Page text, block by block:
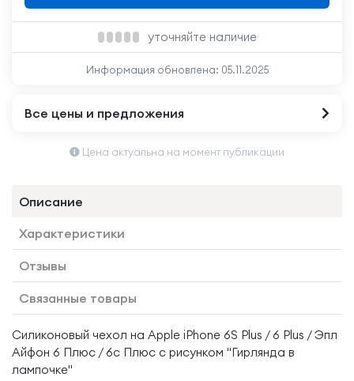
уточняйте наличие
Информация обновлена: 05.11.2025
Все цены и предложения
Цена актуальна на момент публикации
Описание
Характеристики
Отзывы
Связанные товары
Силиконовый чехол на Apple iPhone 6S Plus / 6 Plus / Эпл
Айфон 6 Плюс / 6с Плюс с рисунком "Гирлянда в
лампочке"